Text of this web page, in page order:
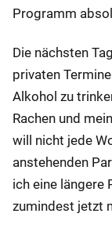
Programm
Die nächsten
privaten
Alkohol zu
Rachen und
will nicht jede
anstehenden
ich eine längere
zumindest jetzt